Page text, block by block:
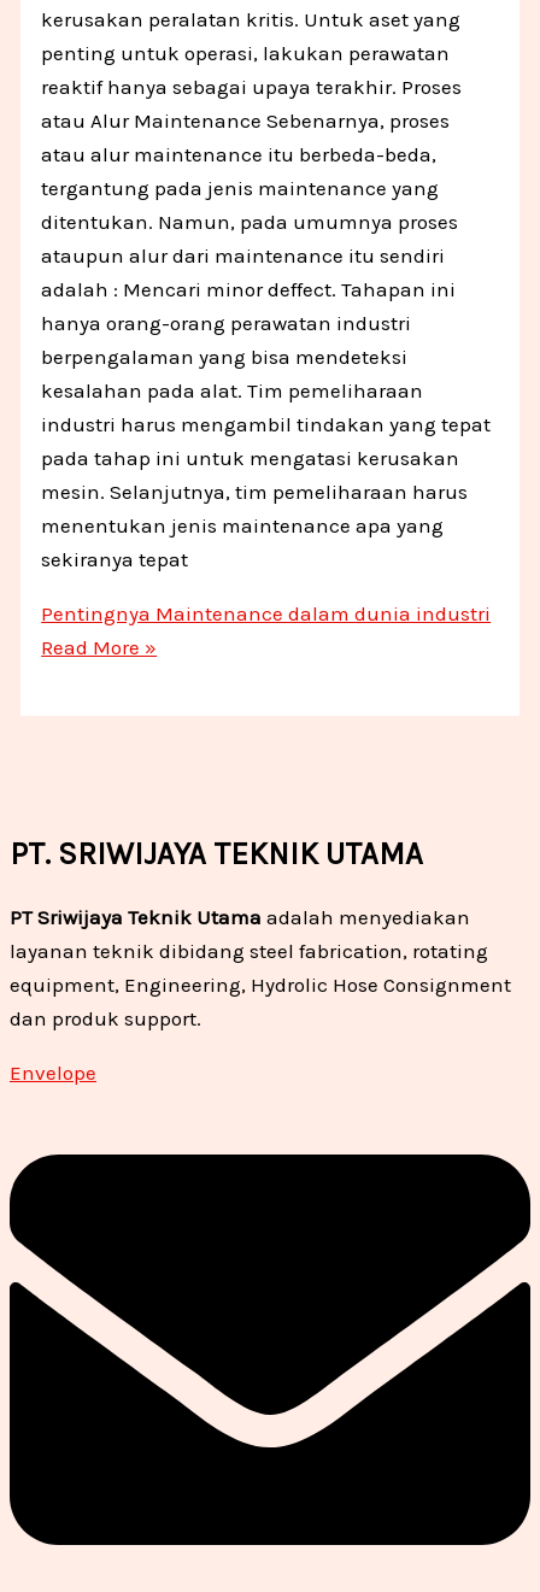
kerusakan peralatan kritis. Untuk aset yang
penting untuk operasi, lakukan perawatan
reaktif hanya sebagai upaya terakhir. Proses
atau Alur Maintenance Sebenarnya, proses
atau alur maintenance itu berbeda-beda,
tergantung pada jenis maintenance yang
ditentukan. Namun, pada umumnya proses
ataupun alur dari maintenance itu sendiri
adalah : Mencari minor deffect. Tahapan ini
hanya orang-orang perawatan industri
berpengalaman yang bisa mendeteksi
kesalahan pada alat. Tim pemeliharaan
industri harus mengambil tindakan yang tepat
pada tahap ini untuk mengatasi kerusakan
mesin. Selanjutnya, tim pemeliharaan harus
menentukan jenis maintenance apa yang
sekiranya tepat
Pentingnya Maintenance dalam dunia industri
Read More »
PT. SRIWIJAYA TEKNIK UTAMA
PT Sriwijaya Teknik Utama adalah menyediakan
layanan teknik dibidang steel fabrication, rotating
equipment, Engineering, Hydrolic Hose Consignment
dan produk support.
Envelope